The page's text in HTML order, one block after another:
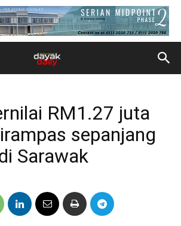
RM1.27 juta
sepanjang
Sarawak